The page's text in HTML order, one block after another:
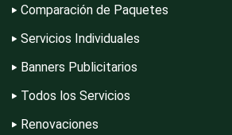
Comparación de Paquetes
Servicios Individuales
Banners Publicitarios
Todos los Servicios
Renovaciones